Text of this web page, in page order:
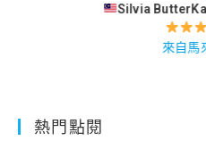
Silvia
來自馬
熱門點閱